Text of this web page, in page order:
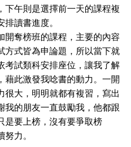
下午則是選擇前一天的課程複
讀書進度。
開奪榜班的課程，主要的內容
方式皆為申論題，所以當下就
考試類科安排座位，讓我了解
藉此激發我唸書的動力。一開
很大，明明就都有複習，寫出
我的朋友一直鼓勵我，他都跟
是要上榜，沒有要爭取榜
力。